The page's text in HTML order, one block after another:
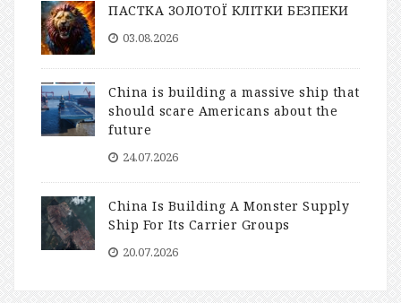
ПАСТКА ЗОЛОТОЇ КЛІТКИ БЕЗПЕКИ
03.08.2026
China is building a massive ship that
should scare Americans about the
future
24.07.2026
China Is Building A Monster Supply
Ship For Its Carrier Groups
20.07.2026